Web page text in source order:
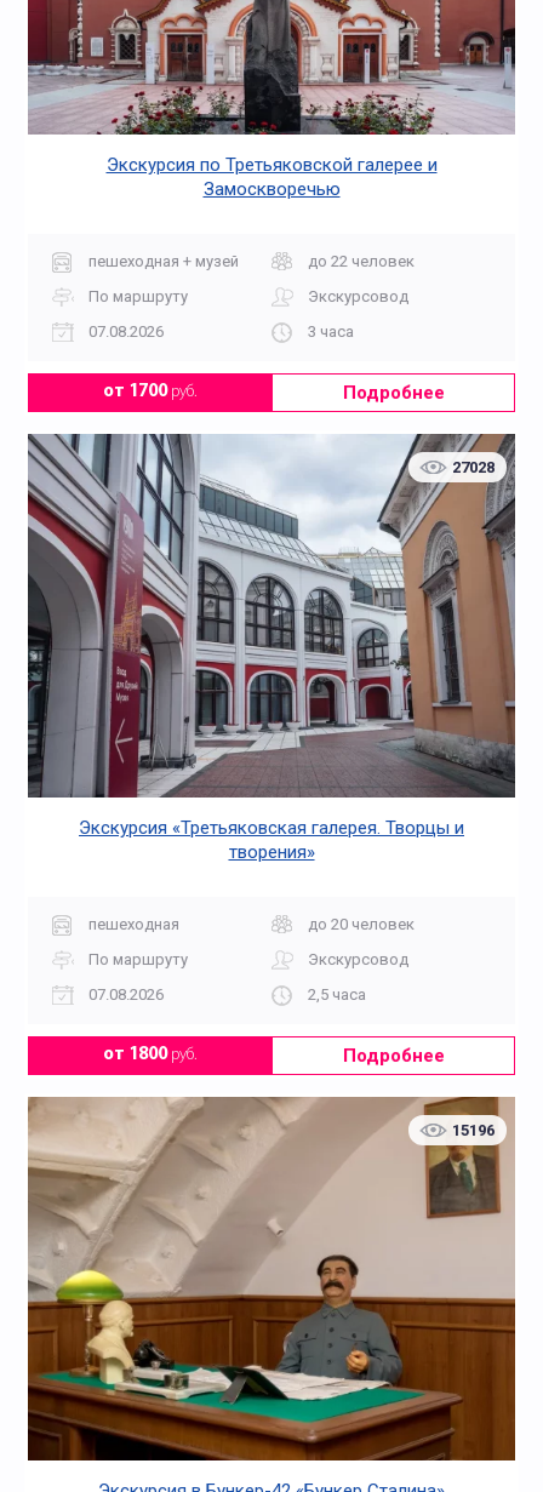
Экскурсия по Третьяковской галерее и
Замоскворечью
пешеходная + музей
до 22 человек
По маршруту
Экскурсовод
07.08.2026
3 часа
от 1700руб. Подробнее
27028
Экскурсия «Третьяковская галерея. Творцы и
творения»
пешеходная
до 20 человек
По маршруту
Экскурсовод
07.08.2026
2,5 часа
от 1800руб. Подробнее
15196